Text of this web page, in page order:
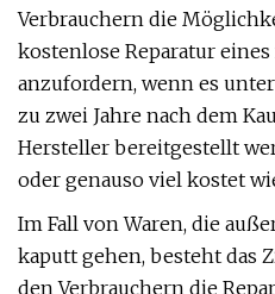
Verbrauchern die
kostenlose Reparatur
anzufordern, wenn es
zu zwei Jahre nach dem
Hersteller bereitgestellt
oder genauso viel kostet
Im Fall von Waren, die
kaputt gehen, besteht das
den Verbrauchern die